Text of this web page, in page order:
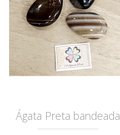
Ágata Preta bandeada